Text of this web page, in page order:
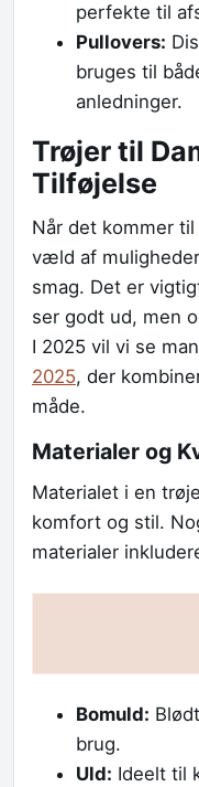
perfekte til
Pullovers:
bruges til
anledninger.
Trøjer til
Tilføjelse
Når det kommer til
væld af
smag. Det er
ser godt ud, men
I 2025 vil vi se
2025, der
måde.
Materialer og
Materialet i en
komfort og stil.
materialer
Bomuld:
brug.
Uld: Ideelt til